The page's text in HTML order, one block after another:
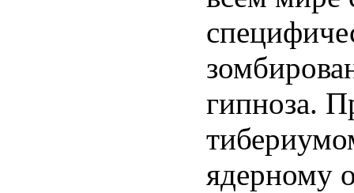
гипноза.
ядерному